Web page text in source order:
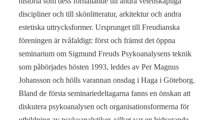
discipliner och till skönlitteratur, arkitektur och andra
estetiska uttrycksformer. Ursprunget till Freudianska
föreningen är tvåfaldigt: först och främst det öppna
seminarium om Sigmund Freuds Psykoanalysens teknik
som påbörjades hösten 1993, leddes av Per Magnus
Johansson och hölls varannan onsdag i Haga i Göteborg.
Bland de första seminariedeltagarna fanns en önskan att
diskutera psykoanalysen och organisationsformerna för